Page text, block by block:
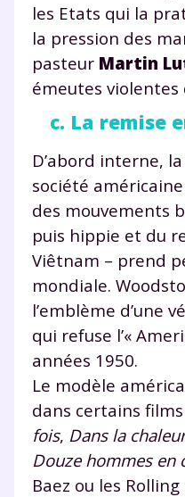
les Etats qui la
la pression des
pasteur Martin
émeutes violentes
c. La remise
D’abord interne,
société
des mouvements
puis hippie et du
Viêtnam – prend
mondiale.
l’emblème d’une
qui refuse l’«
années 1950.
Le modèle
dans certains
fois, Dans la
Douze hommes en
Baez ou les